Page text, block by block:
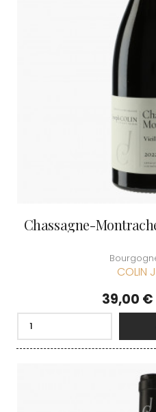
Chassagne-
COLIN
Prix
39,00 €